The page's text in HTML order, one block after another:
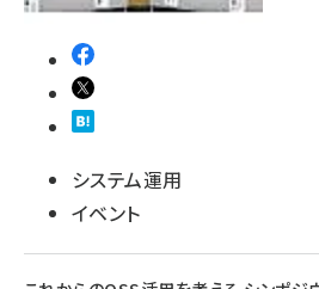
システム運用
イベント